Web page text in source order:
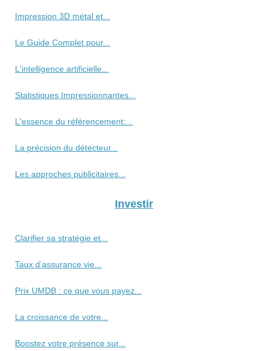
Impression 3D métal et...
Le Guide Complet pour...
L'intelligence artificielle...
Statistiques Impressionnantes...
L'essence du référencement:...
La précision du détecteur...
Les approches publicitaires...
Investir
Clarifier sa stratégie et...
Taux d’assurance vie...
Prix UMDB : ce que vous payez...
La croissance de votre...
Boostez votre présence sur...